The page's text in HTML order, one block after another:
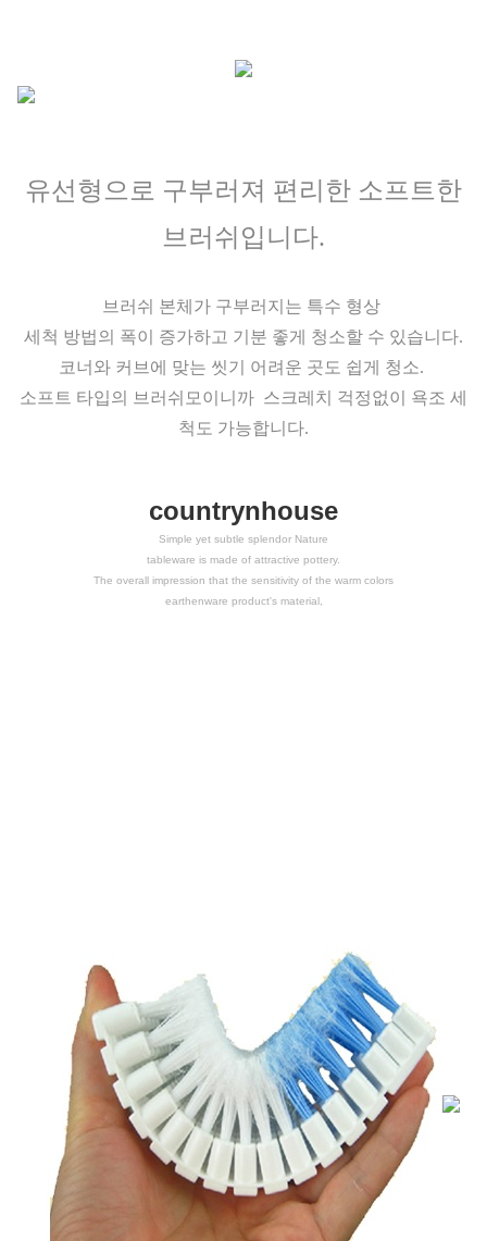
유선형으로 구부러져 편리한 소프트한
브러쉬입니다.
브러쉬 본체가 구부러지는 특수 형상
세척 방법의 폭이 증가하고 기분 좋게 청소할 수 있습니다.
코너와 커브에 맞는 씻기 어려운 곳도 쉽게 청소.
소프트 타입의 브러쉬모이니까 스크레치 걱정없이 욕조 세
척도 가능합니다.
countrynhouse
Simple yet subtle splendor Nature
tableware is made of attractive pottery.
The overall impression that the sensitivity of the warm colors
earthenware product's material,